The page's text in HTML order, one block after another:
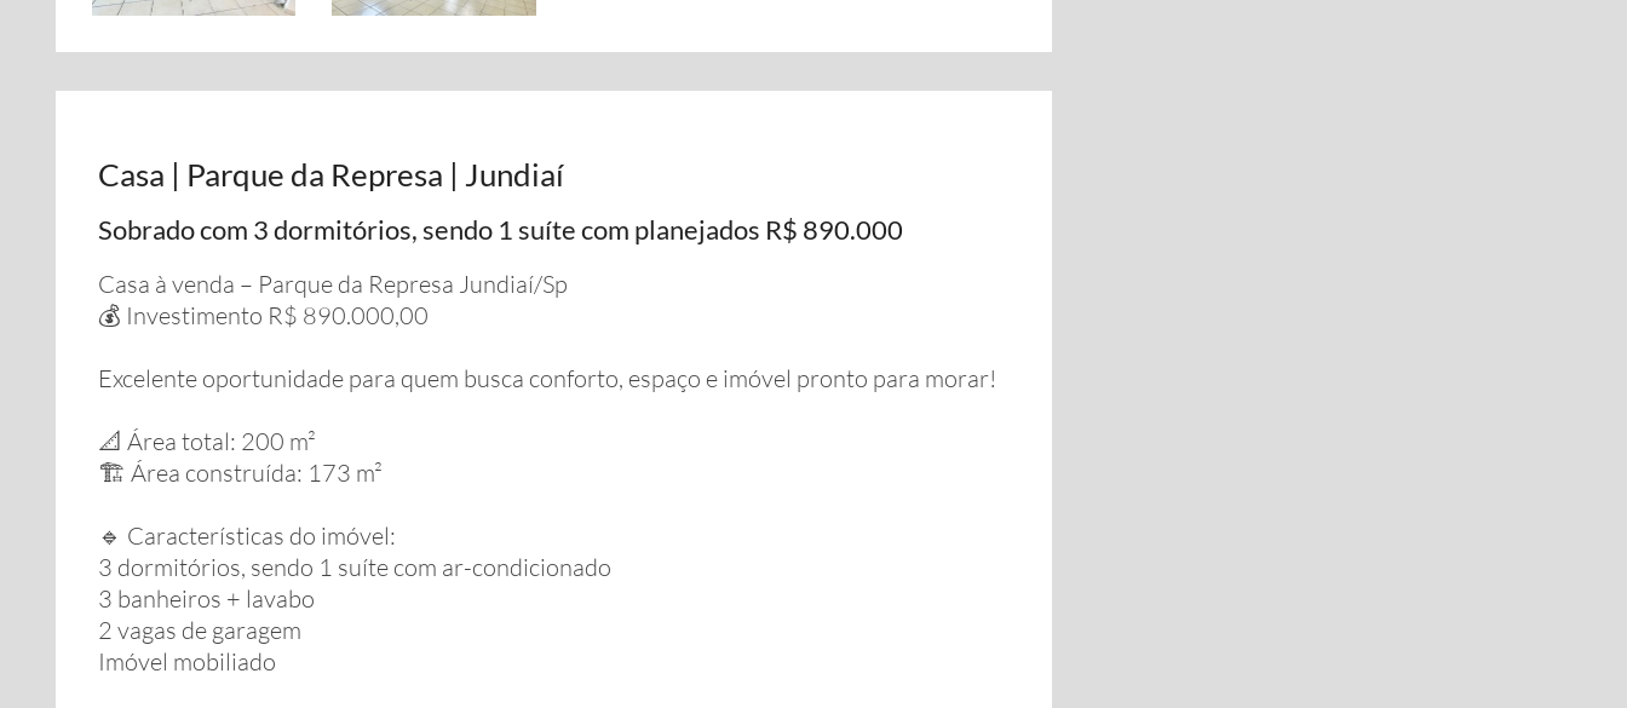
Casa | Parque da Represa | Jundiaí
Sobrado com 3 dormitórios, sendo 1 suíte com planejados R$ 890.000
Casa à venda – Parque da Represa Jundiaí/Sp
💰 Investimento R$ 890.000,00
Excelente oportunidade para quem busca conforto, espaço e imóvel pronto para morar!
📐 Área total: 200 m²
🏗️ Área construída: 173 m²
🔹 Características do imóvel:
3 dormitórios, sendo 1 suíte com ar-condicionado
3 banheiros + lavabo
2 vagas de garagem
Imóvel mobiliado